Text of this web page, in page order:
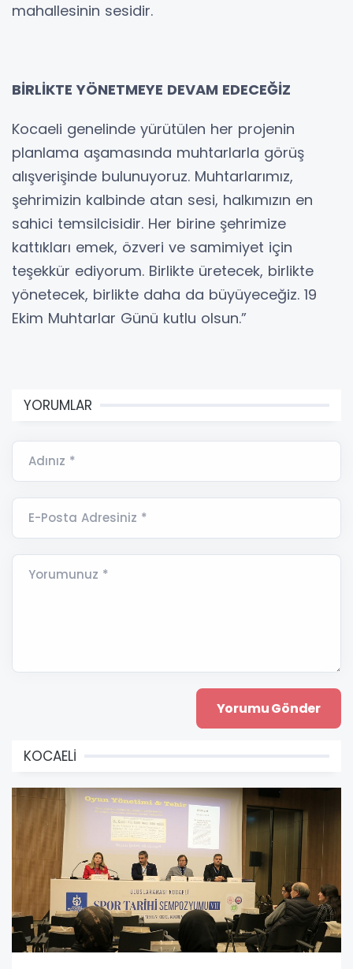
mahallesinin sesidir.
BİRLİKTE YÖNETMEYE DEVAM EDECEĞİZ
Kocaeli genelinde yürütülen her projenin
planlama aşamasında muhtarlarla görüş
alışverişinde bulunuyoruz. Muhtarlarımız,
şehrimizin kalbinde atan sesi, halkımızın en
sahici temsilcisidir. Her birine şehrimize
kattıkları emek, özveri ve samimiyet için
teşekkür ediyorum. Birlikte üretecek, birlikte
yönetecek, birlikte daha da büyüyeceğiz. 19
Ekim Muhtarlar Günü kutlu olsun.”
YORUMLAR
Adınız *
E-Posta Adresiniz *
Yorumunuz *
KOCAELİ